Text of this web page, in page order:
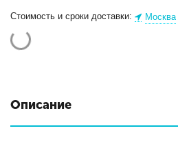
Стоимость и сроки доставки: Москва
Описание